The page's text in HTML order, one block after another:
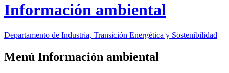
Información ambiental
Departamento de Industria, Transición Energética y Sostenibilidad
Menú Información ambiental